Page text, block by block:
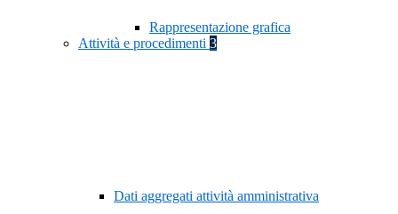
Rappresentazione grafica
Attività e procedimenti 3
Dati aggregati attività amministrativa